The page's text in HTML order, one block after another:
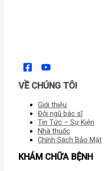
VỀ CHÚNG TÔI
Giới thiệu
Đội ngũ bác sĩ
Tin Tức – Sự Kiện
Nhà thuốc
Chính Sách Bảo Mật
KHÁM CHỮA BỆNH